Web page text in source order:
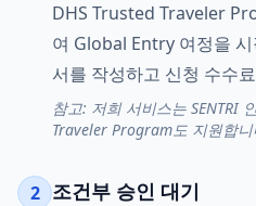
DHS Trusted Traveler
여 Global Entry 여정을
서를 작성하고 신청 수수
참고: 저희 서비스는 SENTRI
Traveler Program도 지원합니
2 조건부 승인 대기